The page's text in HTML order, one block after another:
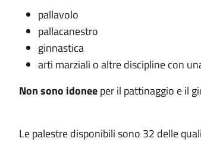
pallavolo
pallacanestro
ginnastica
arti marziali o altre discipline con
Non sono idoneeper il pattinaggio e il
Le palestre disponibili sono 32 delle